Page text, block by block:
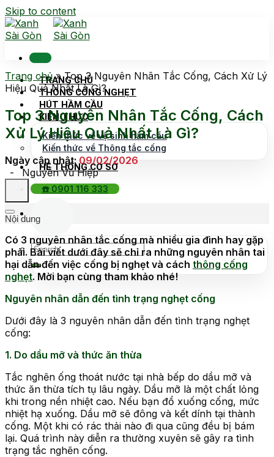
Skip to content
TRANG CHỦ
THÔNG CỐNG NGHẸT
HÚT HẦM CẦU
KIẾN THỨC
Kiến thức về vệ sinh hầm cầu
Kiến thức về Thông tắc cống
HỆ THỐNG CƠ SỞ
☎️ 0901 116 333
Trang chủ»Top 3 Nguyên Nhân Tắc Cống, Cách Xử Lý
Hiệu Quả Nhất Là Gì?
Top 3 Nguyên Nhân Tắc Cống, Cách
Xử Lý Hiệu Quả Nhất Là Gì?
Ngày cập nhật:09/02/2026
- Nguyễn Vũ Hiệp
Nội dung
Có 3 nguyên nhân tắc cống mà nhiều gia đình hay gặp
phải. Bài viết dưới đây sẽ chỉ ra những nguyên nhân tai
hại dẫn đến việc cống bị nghẹt và cách thông cống
nghẹt. Mời bạn cùng tham khảo nhé!
Nguyên nhân dẫn đến tình trạng nghẹt cống
Dưới đây là 3 nguyên nhân dẫn đến tình trạng nghẹt
cống:
1. Do dầu mỡ và thức ăn thừa
Tắc nghẽn ống thoát nước tại nhà bếp do dầu mỡ và
thức ăn thừa tích tụ lâu ngày. Dầu mỡ là một chất lỏng
khi trong nền nhiệt cao. Nếu bạn đổ xuống cống, mức
nhiệt hạ xuống. Dầu mỡ sẽ đông và kết dính tại thành
cống. Một khi có rác thải nào đi qua cũng đều bị bám
lại. Quá trình này diễn ra thường xuyên sẽ gây ra tình
trạng tắc nghẽn cống.